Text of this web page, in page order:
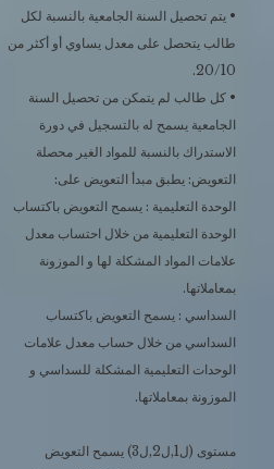
• يتم تحصيل السنة الجامعية بالنسبة لكل
طالب يتحصل على معدل يساوي أو أكثر من
20/10.
• كل طالب لم يتمكن من تحصيل السنة
الجامعية يسمح له بالتسجيل في دورة
الاستدراك بالنسبة للمواد الغير محصلة
التعويض: يطبق مبدأ التعويض على:
الوحدة التعليمية : يسمح التعويض باكتساب
الوحدة التعليمية من خلال احتساب معدل
علامات المواد المشكلة لها و الموزونة
بمعاملاتها.
السداسي : يسمح التعويض باكتساب
السداسي من خلال حساب معدل علامات
الوحدات التعليمية المشكلة للسداسي و
الموزونة بمعاملاتها.
مستوى (ل1,ل2,ل3) يسمح التعويض